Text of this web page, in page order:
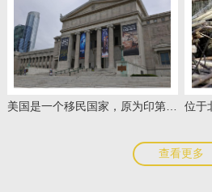
美国是一个移民国家，原为印第安人的聚居地
查看更多